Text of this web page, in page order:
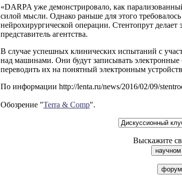
«DARPA уже демонстрировало, как
силой мысли. Однако раньше для этого
нейрохирургической операции. Стентопрут
представитель агентства.
В случае успешных клинических испытаний с
над машинами. Они будут записывать
переводить их на понятный электронным
По информации http://lenta.ru/news/2016/02/09/
Обозрение "Terra & Comp".
Выскажите